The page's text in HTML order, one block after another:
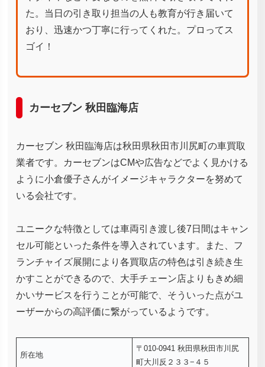
た。当日の引き取り担当の人も教育が行き届いて
おり、迅速かつ丁寧に行ってくれた。プロってス
ゴイ！
カーセブン 秋田臨海店
カーセブン 秋田臨海店は秋田県秋田市川尻町の車買取
業者です。カーセブンはCMや広告などでよく見かける
ように小倉優子さんがイメージキャラクターを努めて
いる会社です。
ユニークな特徴としては車両引き渡し後7日間はキャン
セル可能といった条件を導入されています。また、フ
ランチャイズ展開により各買取店の特色は引き続き生
かすことができるので、大手チェーン店よりもきめ細
かいサービスを行うことが可能で、そういった点がユ
ーザーからの高評価に繋がっているようです。
所在地
〒010-0941 秋田県秋田市川尻
町大川反２３３−４５